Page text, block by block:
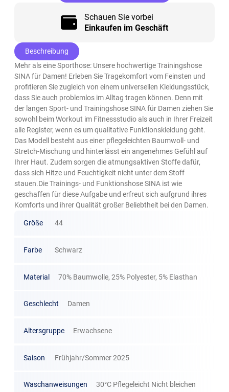
Schauen Sie vorbei
Einkaufen im Geschäft
Beschreibung
Mehr als eine Sporthose: Unsere hochwertige Trainingshose
SINA für Damen! Erleben Sie Tragekomfort vom Feinsten und
profitieren Sie zugleich von einem universellen Kleidungsstück,
dass Sie auch problemlos im Alltag tragen können. Denn mit
der langen Sport- und Trainingshose SINA für Damen ziehen Sie
sowohl beim Workout im Fitnessstudio als auch in Ihrer Freizeit
alle Register, wenn es um qualitative Funktionskleidung geht.
Das Modell besteht aus einer pflegeleichten Baumwoll- und
Stretch-Mischung und hinterlässt ein angenehmes Gefühl auf
Ihrer Haut. Zudem sorgen die atmungsaktiven Stoffe dafür,
dass sich Hitze und Feuchtigkeit nicht unter dem Stoff
stauen.Die Trainings- und Funktionshose SINA ist wie
geschaffen für diese Aufgabe und erfreut sich aufgrund ihres
Komforts und ihrer Qualität großer Beliebtheit bei den Damen.
Größe 44
Farbe Schwarz
Material 70% Baumwolle, 25% Polyester, 5% Elasthan
Geschlecht Damen
Altersgruppe Erwachsene
Saison Frühjahr/Sommer 2025
Waschanweisungen
30°C Pflegeleicht Nicht bleichen